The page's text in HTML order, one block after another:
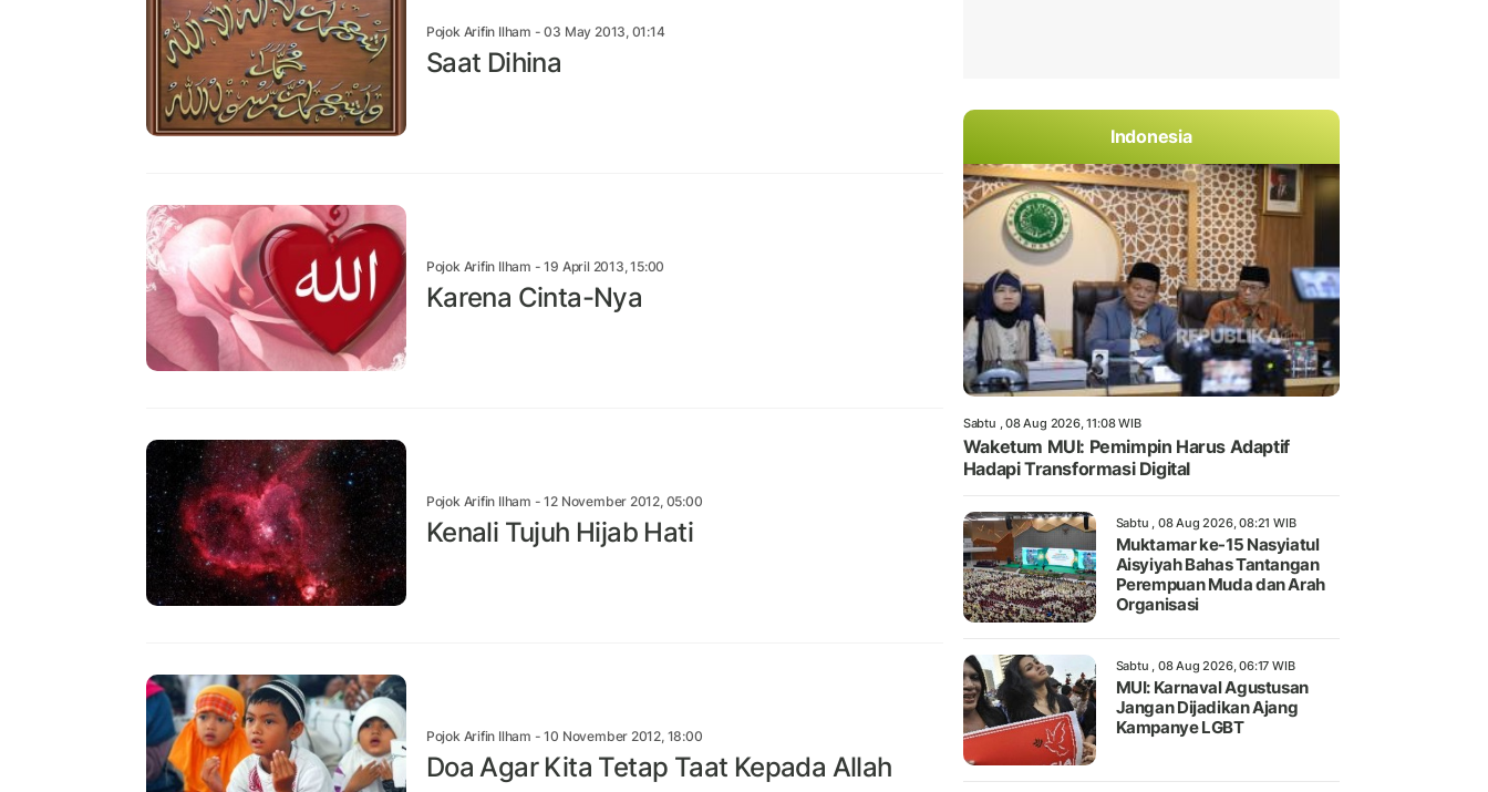
Pojok Arifin Ilham - 03 May 2013, 01:14
Saat Dihina
Pojok Arifin Ilham - 19 April 2013, 15:00
Karena Cinta-Nya
Pojok Arifin Ilham - 12 November 2012, 05:00
Kenali Tujuh Hijab Hati
Pojok Arifin Ilham - 10 November 2012, 18:00
Doa Agar Kita Tetap Taat Kepada Allah
Indonesia
Sabtu , 08 Aug 2026, 11:08 WIB
Waketum MUI: Pemimpin Harus Adaptif
Hadapi Transformasi Digital
Sabtu , 08 Aug 2026, 08:21 WIB
Muktamar ke-15 Nasyiatul
Aisyiyah Bahas Tantangan
Perempuan Muda dan Arah
Organisasi
Sabtu , 08 Aug 2026, 06:17 WIB
MUI: Karnaval Agustusan
Jangan Dijadikan Ajang
Kampanye LGBT